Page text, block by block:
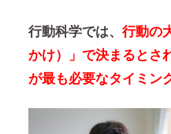
行動科学では、 行動の
かけ）」で決まるとさ
が最も必要なタイミン